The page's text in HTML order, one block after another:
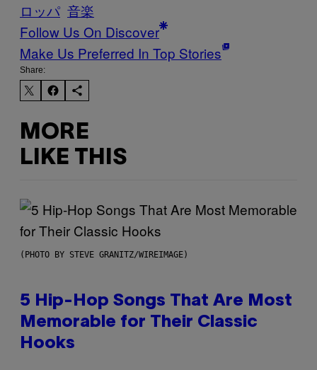
ロッパ 音楽
Follow Us On Discover
Make Us Preferred In Top Stories
Share:
MORE
LIKE THIS
(PHOTO BY STEVE GRANITZ/WIREIMAGE)
5 Hip-Hop Songs That Are Most
Memorable for Their Classic
Hooks